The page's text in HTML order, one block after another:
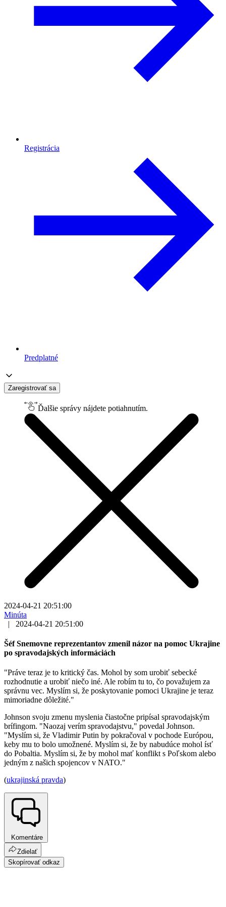
Registrácia
Predplatné
Zaregistrovať sa
Ďalšie správy nájdete potiahnutím.
2024-04-21 20:51:00
Minúta
|
2024-04-21 20:51:00
Šéf Snemovne reprezentantov zmenil názor na pomoc Ukrajine
po spravodajských informáciách
"Práve teraz je to kritický čas. Mohol by som urobiť sebecké
rozhodnutie a urobiť niečo iné. Ale robím tu to, čo považujem za
správnu vec. Myslím si, že poskytovanie pomoci Ukrajine je teraz
mimoriadne dôležité."
Johnson svoju zmenu myslenia čiastočne pripísal spravodajským
brífingom. "Naozaj verím spravodajstvu," povedal Johnson.
"Myslím si, že Vladimir Putin by pokračoval v pochode Európou,
keby mu to bolo umožnené. Myslím si, že by nabudúce mohol ísť
do Pobaltia. Myslím si, že by mohol mať konflikt s Poľskom alebo
jedným z našich spojencov v NATO."
(ukrajinská pravda)
Komentáre
Zdielať
Skopírovať odkaz